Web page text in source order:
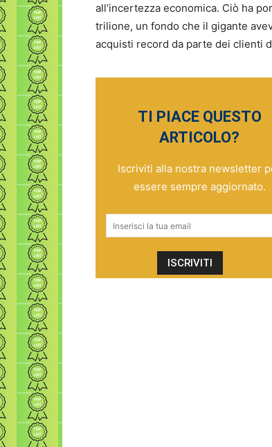
all’incertezza economica. Ciò ha
trilione, un fondo che il gigante
acquisti record da parte dei clienti
TI PIACE QUESTO
ARTICOLO?
Iscriviti alla nostra newsletter
essere sempre aggiornato.